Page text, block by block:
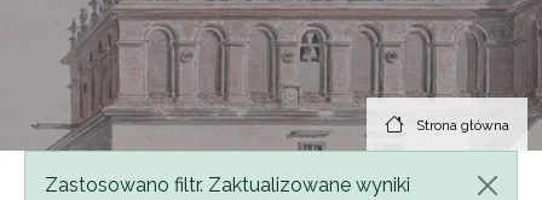
Strona główna
Komunikat
Zastosowano filtr. Zaktualizowane wyniki